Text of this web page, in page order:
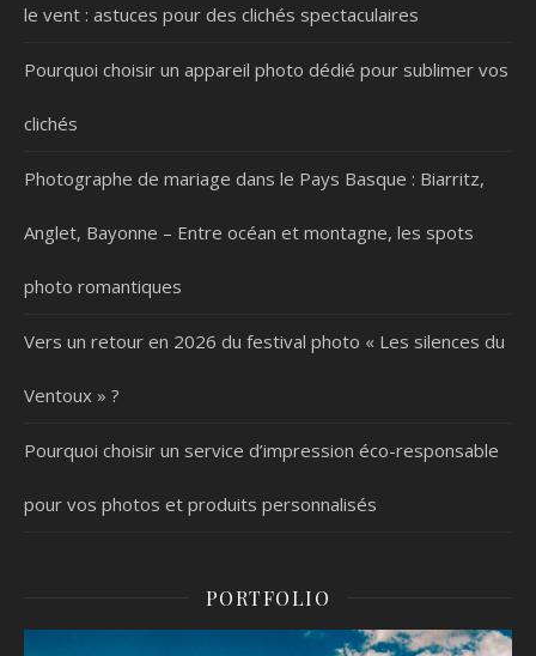
le vent : astuces pour des clichés spectaculaires
Pourquoi choisir un appareil photo dédié pour sublimer vos
clichés
Photographe de mariage dans le Pays Basque : Biarritz,
Anglet, Bayonne – Entre océan et montagne, les spots
photo romantiques
Vers un retour en 2026 du festival photo « Les silences du
Ventoux » ?
Pourquoi choisir un service d’impression éco-responsable
pour vos photos et produits personnalisés
PORTFOLIO